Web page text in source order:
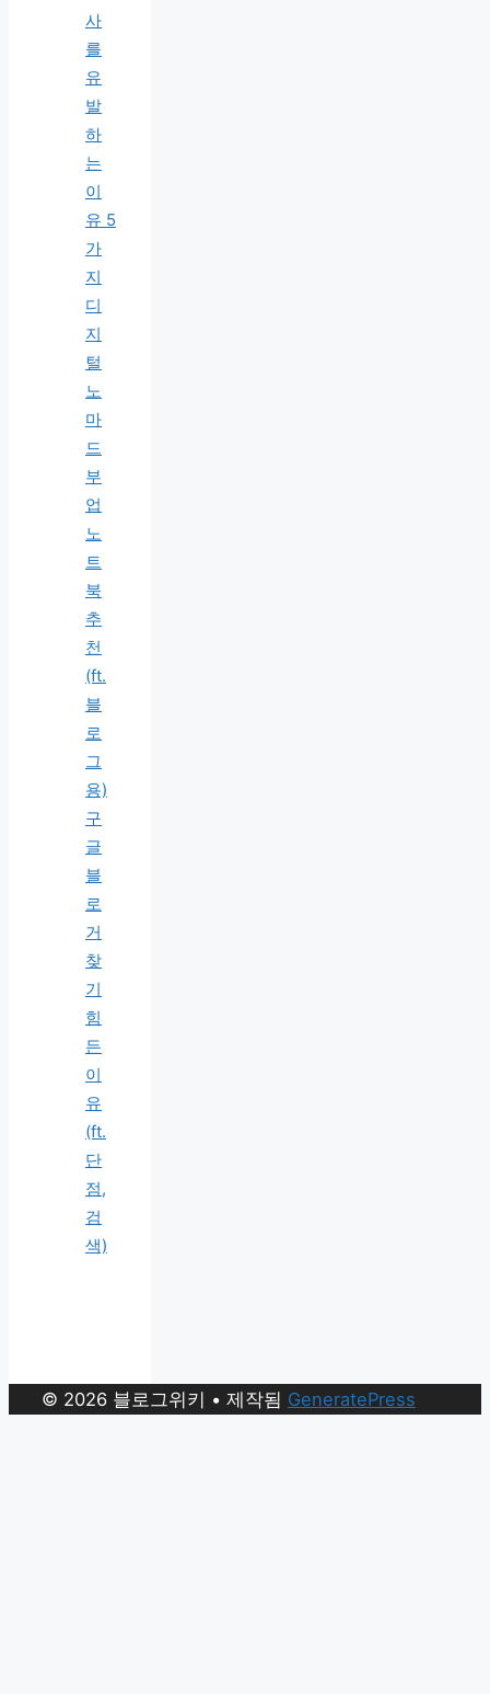
사
를
유
발
하
는
이
유 5
가
지
디
지
털
노
마
드
부
업
노
트
북
추
천
(ft.
블
로
그
용)
구
글
블
로
거
찾
기
힘
든
이
유
(ft.
단
점,
검
색)
© 2026 블로그위키 • 제작됨 GeneratePress